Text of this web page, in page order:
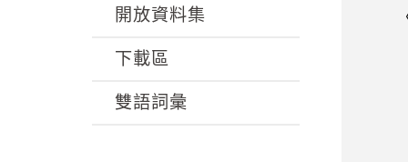
開放資料集
下載區
雙語詞彙
〈
消